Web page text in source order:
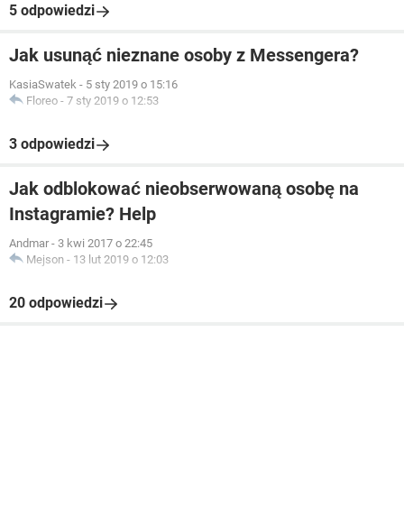
5 odpowiedzi
Jak usunąć nieznane osoby z Messengera?
KasiaSwatek - 5 sty 2019 o 15:16
Floreo - 7 sty 2019 o 12:53
3 odpowiedzi
Jak odblokować nieobserwowaną osobę na
Instagramie? Help
Andmar - 3 kwi 2017 o 22:45
Mejson - 13 lut 2019 o 12:03
20 odpowiedzi